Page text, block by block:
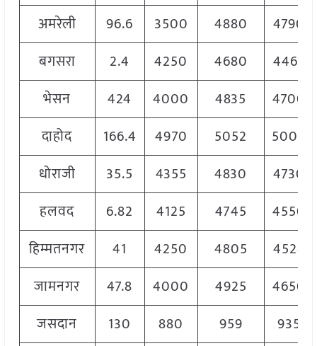
अमरेली
96.6 3500 4880
4790
बगसरा
2.4 4250 4680
4465
भेसन
424 4000 4835
4700
दाहोद
166.4 4970 5052
5000
धोराजी
35.5 4355 4830
4730
हलवद
6.82 4125 4745
4550
हिम्मतनगर
41 4250 4805
4528
जामनगर
47.8 4000 4925
4650
जसदान
130 880 959
935